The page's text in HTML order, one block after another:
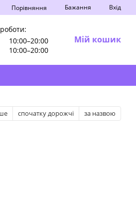
Порівняння Бажання Вхід
10:00–20:00
10:00–20:00
Мій кошик
спочатку дорожчі за назвою